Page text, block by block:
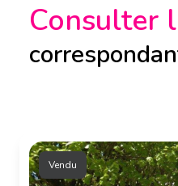
Consulter
Vendu